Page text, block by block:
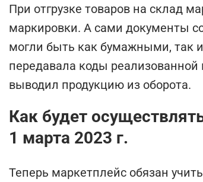
При отгрузке товаров на склад
маркировки. А сами документы
могли быть как бумажными, так
передавала коды реализованной
выводил продукцию из оборота.
Как будет
1 марта 2023 г.
Теперь маркетплейс обязан